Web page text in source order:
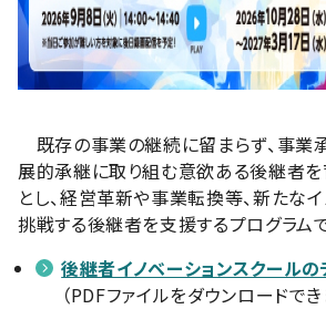
既存の事業の継続に留まらず、事業
展的承継に取り組む意欲ある後継者
とし、経営革新や事業転換等、新たな
挑戦する後継者を支援するプログラムで
後継者イノベーションスクールの
（PDFファイルをダウンロードでき